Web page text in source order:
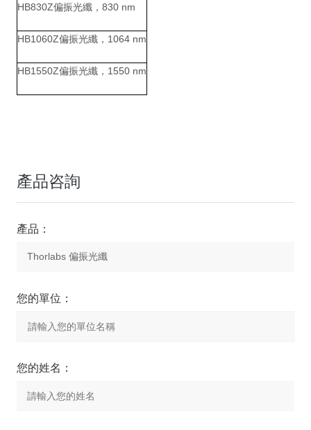
HB830Z偏振光纖，830 nm
HB1060Z偏振光纖，1064 nm
HB1550Z偏振光纖，1550 nm
產品咨詢
產品：
您的單位：
您的姓名：